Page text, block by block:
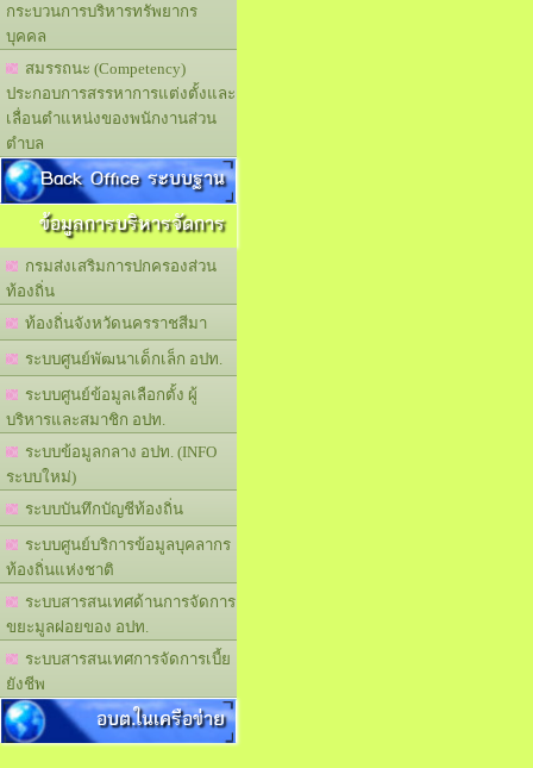
กระบวนการบริหารทรัพยากร
บุคคล
สมรรถนะ (Competency)
ประกอบการสรรหาการแต่งตั้งและ
เลื่อนตำแหน่งของพนักงานส่วน
ตำบล
Back Office ระบบฐาน
ข้อมูลการบริหารจัดการ
กรมส่งเสริมการปกครองส่วน
ท้องถิ่น
ท้องถิ่นจังหวัดนครราชสีมา
ระบบศูนย์พัฒนาเด็กเล็ก อปท.
ระบบศูนย์ข้อมูลเลือกตั้ง ผู้
บริหารและสมาชิก อปท.
ระบบข้อมูลกลาง อปท. (INFO
ระบบใหม่)
ระบบบันทึกบัญชีท้องถิ่น
ระบบศูนย์บริการข้อมูลบุคลากร
ท้องถิ่นแห่งชาติ
ระบบสารสนเทศด้านการจัดการ
ขยะมูลฝอยของ อปท.
ระบบสารสนเทศการจัดการเบี้ย
ยังชีพ
อบต.ในเครือข่าย